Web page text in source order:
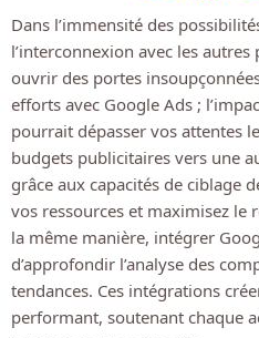
Dans l’immensité des
l’interconnexion avec les
ouvrir des portes
efforts avec Google Ads ;
pourrait dépasser vos attentes
budgets publicitaires vers une
grâce aux capacités de ciblage
vos ressources et maximisez le
la même manière, intégrer
d’approfondir l’analyse des
tendances. Ces intégrations
performant, soutenant chaque